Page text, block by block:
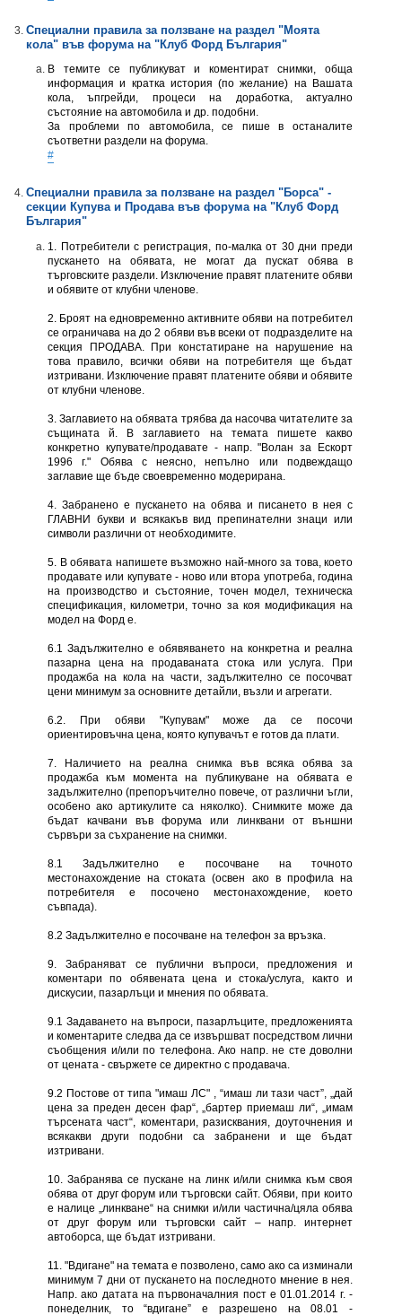
Специални правила за ползване на раздел "Моята
кола" във форумa на "Клуб Форд България"
В темите се публикуват и коментират снимки, обща
информация и кратка история (по желание) на Вашата
кола, ъпгрейди, процеси на доработка, актуално
състояние на автомобила и др. подобни.
За проблеми по автомобила, се пише в останалите
съответни раздели на форума.
#
Специални правила за ползване на раздел "Борса" -
секции Купува и Продава във форумa на "Клуб Форд
България"
1. Потребители с регистрация, по-малка от 30 дни преди
пускането на обявата, не могат да пускат обява в
търговските раздели. Изключение правят платените обяви
и обявите от клубни членове.
2. Броят на едновременно активните обяви на потребител
се ограничава на до 2 обяви във всеки от подразделите на
секция ПРОДАВА. При констатиране на нарушение на
това правило, всички обяви на потребителя ще бъдат
изтривани. Изключение правят платените обяви и обявите
от клубни членове.
3. Заглавието на обявата трябва да насочва читателите за
същината й. В заглавието на темата пишете какво
конкретно купувате/продавате - напр. "Волан за Ескорт
1996 г." Обява с неясно, непълно или подвеждащо
заглавие ще бъде своевременно модерирана.
4. Забранено е пускането на обява и писането в нея с
ГЛАВНИ букви и всякакъв вид препинателни знаци или
символи различни от необходимите.
5. В обявата напишете възможно най-много за това, което
продавате или купувате - ново или втора употреба, година
на производство и състояние, точен модел, техническа
спецификация, километри, точно за коя модификация на
модел на Форд е.
6.1 Задължително е обявяването на конкретна и реална
пазарна цена на продаваната стока или услуга. При
продажба на кола на части, задължително се посочват
цени минимум за основните детайли, възли и агрегати.
6.2. При обяви "Купувам" може да се посочи
ориентировъчна цена, която купувачът е готов да плати.
7. Наличието на реална снимка във всяка обява за
продажба към момента на публикуване на обявата е
задължително (препоръчително повече, от различни ъгли,
особено ако артикулите са няколко). Снимките може да
бъдат качвани във форума или линквани от външни
сървъри за съхранение на снимки.
8.1 Задължително е посочване на точното
местонахождение на стоката (освен ако в профила на
потребителя е посочено местонахождение, което
съвпада).
8.2 Задължително е посочване на телефон за връзка.
9. Забраняват се публични въпроси, предложения и
коментари по обявената цена и стока/услуга, както и
дискусии, пазарлъци и мнения по обявата.
9.1 Задаването на въпроси, пазарлъците, предложенията
и коментарите следва да се извършват посредством лични
съобщения и/или по телефона. Ако напр. не сте доволни
от цената - свържете се директно с продавача.
9.2 Постове от типа "имаш ЛС" , “имаш ли тази част”, „дай
цена за преден десен фар“, „бартер приемаш ли“, „имам
търсената част“, коментари, разисквания, доуточнения и
всякакви други подобни са забранени и ще бъдат
изтривани.
10. Забранява се пускане на линк и/или снимка към своя
обява от друг форум или търговски сайт. Обяви, при които
е налице „линкване“ на снимки и/или частична/цяла обява
от друг форум или търговски сайт – напр. интернет
автоборса, ще бъдат изтривани.
11. "Вдигане" на темата е позволено, само ако са изминали
минимум 7 дни от пускането на последното мнение в нея.
Напр. ако датата на първоначалния пост е 01.01.2014 г. -
понеделник, то “вдигане” е разрешено на 08.01 -